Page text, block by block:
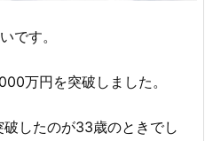
です。
万円を突破しました。
したのが33歳のときでし